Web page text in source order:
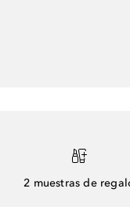
2 muestras de